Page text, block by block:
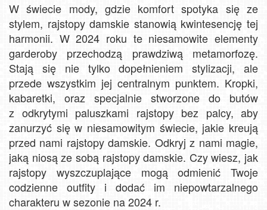
W świecie mody, gdzie komfort spotyka się ze
stylem, rajstopy damskie stanowią kwintesencję tej
harmonii. W 2024 roku te niesamowite elementy
garderoby przechodzą prawdziwą metamorfozę.
Stają się nie tylko dopełnieniem stylizacji, ale
przede wszystkim jej centralnym punktem. Kropki,
kabaretki, oraz specjalnie stworzone do butów
z odkrytymi paluszkami rajstopy bez palcy, aby
zanurzyć się w niesamowitym świecie, jakie kreują
przed nami rajstopy damskie. Odkryj z nami magie,
jaką niosą ze sobą rajstopy damskie. Czy wiesz, jak
rajstopy wyszczuplające mogą odmienić Twoje
codzienne outfity i dodać im niepowtarzalnego
charakteru w sezonie na 2024 r.